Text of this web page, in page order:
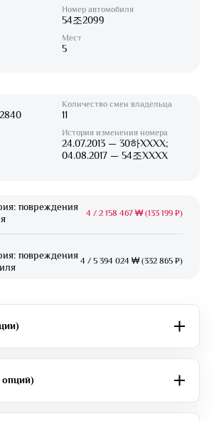
Номер автомобиля
54조2099
Мест
5
Количество смен владельца
11
История изменения номера
24.07.2013 — 30하XXXX;
04.08.2017 — 54조XXXX
повреждения
4 / 2 158 467 ₩ (133 199 ₽)
повреждения
4 / 5 394 024 ₩ (332 865 ₽)
опций)